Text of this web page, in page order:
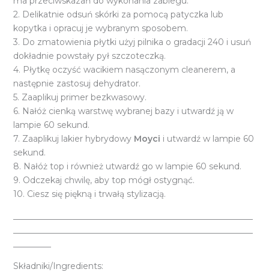
2. Delikatnie odsuń skórki za pomocą patyczka lub
kopytka i opracuj je wybranym sposobem.
3. Do zmatowienia płytki użyj pilnika o gradacji 240 i usuń
dokładnie powstały pył szczoteczką.
4. Płytkę oczyść wacikiem nasączonym cleanerem, a
następnie zastosuj dehydrator.
5. Zaaplikuj primer bezkwasowy.
6. Nałóż cienką warstwę wybranej bazy i utwardź ją w
lampie 60 sekund.
7. Zaaplikuj lakier hybrydowy Moyci i utwardź w lampie 60
sekund.
8. Nałóż top i również utwardź go w lampie 60 sekund.
9. Odczekaj chwilę, aby top mógł ostygnąć.
10. Ciesz się piękną i trwałą stylizacją.
Składniki/Ingredients: